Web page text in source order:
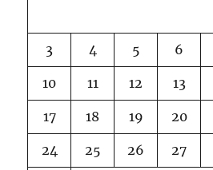
3 4 5 6
10 11 12 13
17 18 19 20
24 25 26 27